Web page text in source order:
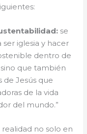
se
iglesia y hacer
dentro de
que también
de Jesús que
de la vida
del mundo.”
no solo en